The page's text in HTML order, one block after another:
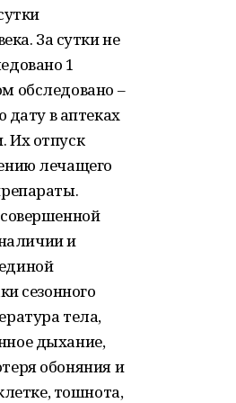
За сутки не
1
обследовано –
дату в аптеках
Их отпуск
лечащего
и
сезонного
тела,
дыхание,
обоняния и
тошнота,